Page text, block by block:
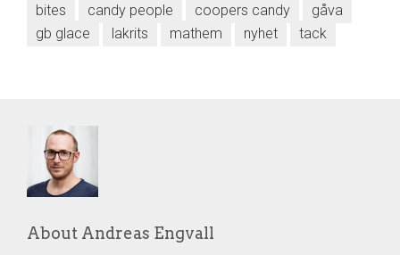
bites candy people coopers candy
gåva
gb glace
lakrits mathem nyhet tack
About Andreas Engvall